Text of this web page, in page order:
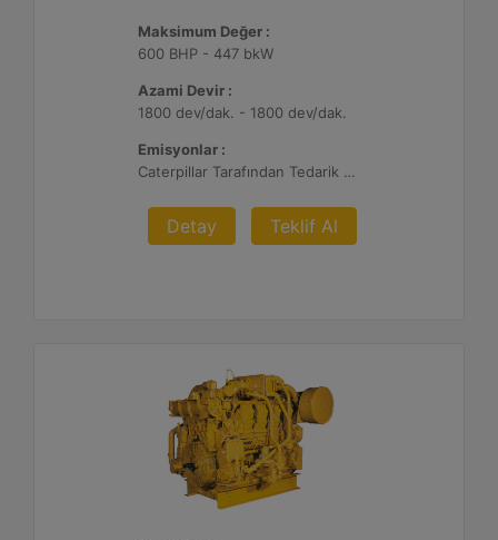
Maksimum Değer :
600 BHP - 447 bkW
Azami Devir :
1800 dev/dak. - 1800 dev/dak.
Emisyonlar :
Caterpillar Tarafından Tedarik Edilen AFRC ve Müşteri Tarafından Sağlanan Atık Arıtma ile NSPS Saha Uyumluluğuna Sahiptir, %0,5 O2 Ayar Noktası
Detay Teklif Al